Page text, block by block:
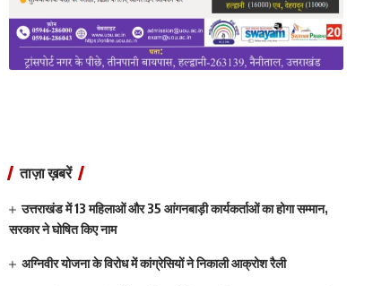
ताज़ा ख़बरें
उत्तराखंड में 13 महिलाओं और 35 आंगनबाड़ी कार्यकर्ताओं का होगा सम्मान,
सरकार ने घोषित किए नाम
अग्निवीर योजना के विरोध में कांग्रेसियों ने निकाली आक्रोश रैली